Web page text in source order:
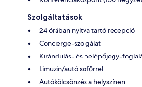
Szolgáltatások
24 órában nyitva tartó recepció
Concierge-szolgálat
Kirándulás- és belépőjegy-
Limuzin/autó sofőrrel
Autókölcsönzés a helyszínen